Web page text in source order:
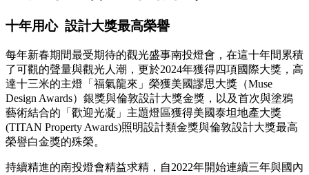
十年用心 設計大獎最高榮譽
每年新春期間最受期待的觀光盛事南投燈會，在這十年間累積
了可觀的聲量與觀光人潮，更於2024年獲得四項國際大獎，高
達十三米的主燈「福氣龍來」榮獲美國謬思大獎（Muse
Design Awards）銀獎與倫敦設計大獎金獎，以及首次與塗鴉
藝術結合的「歡迎光凝」主題燈區獲得美國泰坦地產大獎
(TITAN Property Awards)照明設計類金獎與倫敦設計大獎最高
榮譽白金獎的殊榮。
持續精進的南投燈會精益求精，自2022年開始連續三年與國內